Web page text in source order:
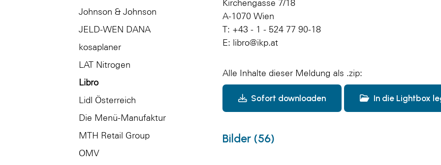
Johnson & Johnson
JELD-WEN DANA
kosaplaner
LAT Nitrogen
Libro
Lidl Österreich
Die Menü-Manufaktur
MTH Retail Group
OMV
Kirchengasse 7/18
A-1070 Wien
T: +43 - 1 - 524 77 90-18
E: libro@ikp.at
Alle Inhalte dieser Meldung als .zip:
Sofort downloaden In die Lightbox
Bilder (56)